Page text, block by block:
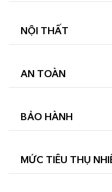
NỘI THẤT
AN TOÀN
BẢO HÀNH
MỨC TIÊU THỤ